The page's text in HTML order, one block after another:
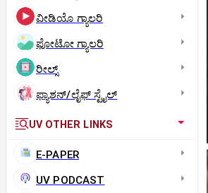
ವೀಡಿಯೊ ಗ್ಯಾಲರಿ
ಫೋಟೋ ಗ್ಯಾಲರಿ
ರೀಲ್ಸ್
ಫ್ಯಾಶನ್/ಲೈಫ್‌ ಸ್ಟೈಲ್
UV OTHER LINKS
E-PAPER
UV PODCAST